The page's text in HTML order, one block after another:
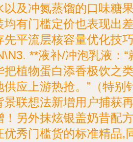
以及冲氮蒸馏的口味糖
均有门槛定价也表现出
先平流层核容量优化技
**液补/冲泡乳液：“
把植物蛋白添香极饮之
供应上游热抢。”（特别
景联想法新增用户捕获
！另外抹炫银盖奶昔配
优秀门槛货的标准精品,